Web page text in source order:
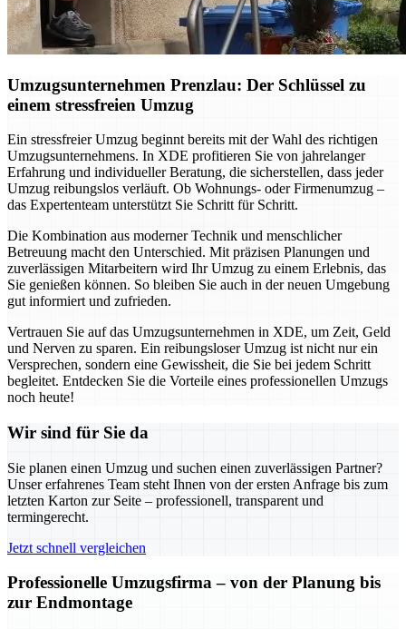
Umzugsunternehmen Prenzlau: Der Schlüssel zu
einem stressfreien Umzug
Ein stressfreier Umzug beginnt bereits mit der Wahl des richtigen
Umzugsunternehmens. In XDE profitieren Sie von jahrelanger
Erfahrung und individueller Beratung, die sicherstellen, dass jeder
Umzug reibungslos verläuft. Ob Wohnungs- oder Firmenumzug –
das Expertenteam unterstützt Sie Schritt für Schritt.
Die Kombination aus moderner Technik und menschlicher
Betreuung macht den Unterschied. Mit präzisen Planungen und
zuverlässigen Mitarbeitern wird Ihr Umzug zu einem Erlebnis, das
Sie genießen können. So bleiben Sie auch in der neuen Umgebung
gut informiert und zufrieden.
Vertrauen Sie auf das Umzugsunternehmen in XDE, um Zeit, Geld
und Nerven zu sparen. Ein reibungsloser Umzug ist nicht nur ein
Versprechen, sondern eine Gewissheit, die Sie bei jedem Schritt
begleitet. Entdecken Sie die Vorteile eines professionellen Umzugs
noch heute!
Wir sind für Sie da
Sie planen einen Umzug und suchen einen zuverlässigen Partner?
Unser erfahrenes Team steht Ihnen von der ersten Anfrage bis zum
letzten Karton zur Seite – professionell, transparent und
termingerecht.
Jetzt schnell vergleichen
Professionelle Umzugsfirma – von der Planung bis
zur Endmontage